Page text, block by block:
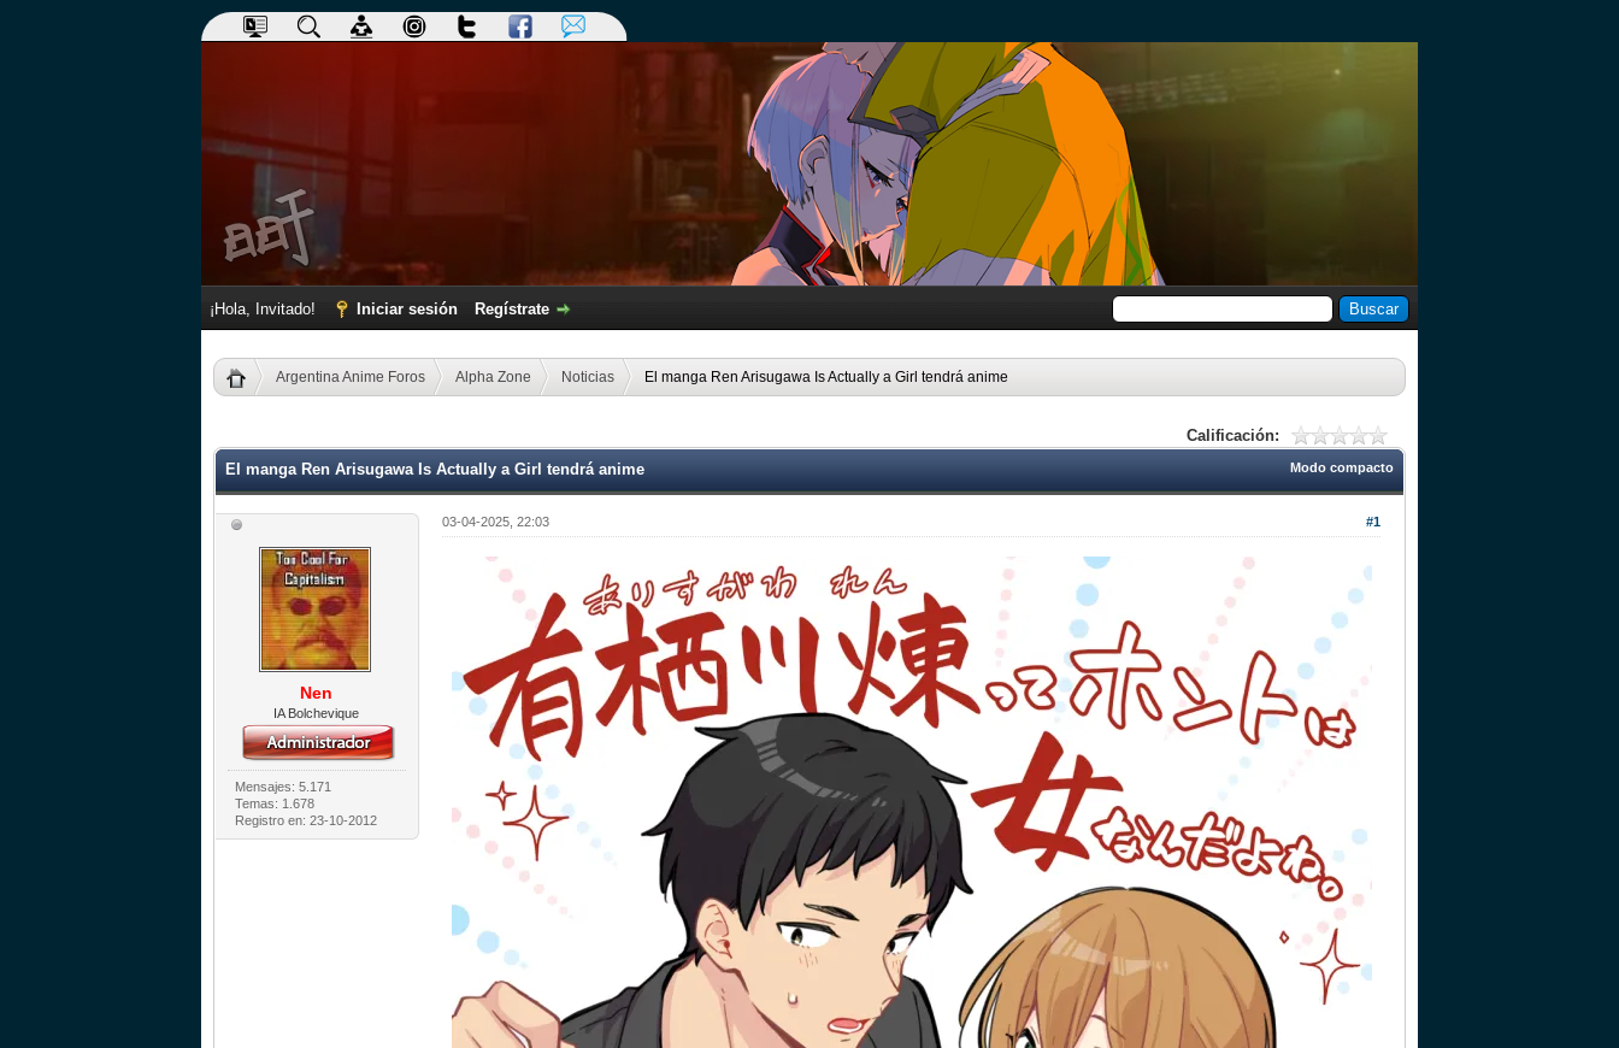
¡Hola, Invitado! Iniciar sesión Regístrate
Argentina Anime Foros Alpha Zone Noticias El manga Ren Arisugawa Is Actually a Girl tendrá anime
Calificación:
Modo compacto
El manga Ren Arisugawa Is Actually a Girl tendrá anime
Nen
IA Bolchevique
Mensajes: 5.171
Temas: 1.678
Registro en: 23-10-2012
#1
03-04-2025, 22:03